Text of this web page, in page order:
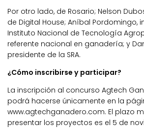
Por otro lado, de Rosario; Nelson
de Digital House; Aníbal Pordomingo,
Instituto Nacional de Tecnología
referente nacional en ganadería; y
presidente de la SRA.
¿Cómo inscribirse y participar?
La inscripción al concurso Agtech
podrá hacerse únicamente en la
www.agtechganadero.com. El plazo
presentar los proyectos es el 5 de